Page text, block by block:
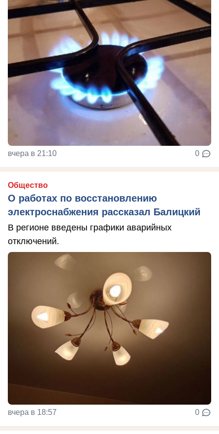
вчера в 21:10 0
Общество
О работах по восстановлению
электроснабжения рассказал Балицкий
В регионе введены графики аварийных
отключений.
вчера в 18:57 0